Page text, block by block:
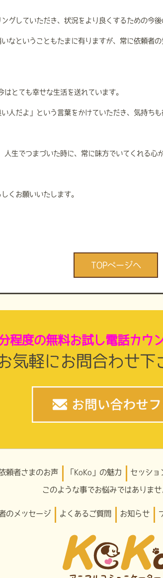
グしていただき、状況をより良くするための今
なということもたまに有りますが、常に依頼者
とても幸せな生活を送れています。
人だよ」という言葉をかけていただき、気持ちも
生でつまづいた時に、常に味方でいてくれる心
くお願いいたします。
TOPページへ
程度の無料お試し電話カウ
気軽にお問合わせ下
頼者さまのお声 「KoKo」の魅力 セッショ
このような事でお悩みではありませ
のメッセージ よくあるご質問 お知らせ